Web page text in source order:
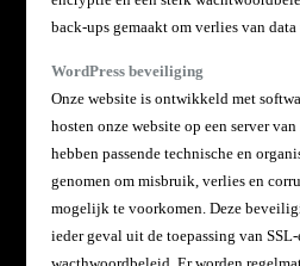
back-ups gemaakt om verlies van
WordPress beveiliging
Onze website is ontwikkeld met
hosten onze website op een server
hebben passende technische en
genomen om misbruik, verlies en
mogelijk te voorkomen. Deze
ieder geval uit de toepassing van